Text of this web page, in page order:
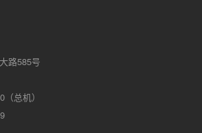
路585号
总机）